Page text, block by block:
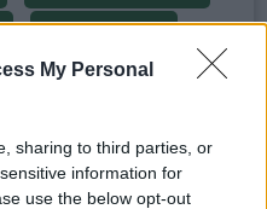
My Personal
sharing to third parties, or
information for
use the below opt-out
catetere Foley